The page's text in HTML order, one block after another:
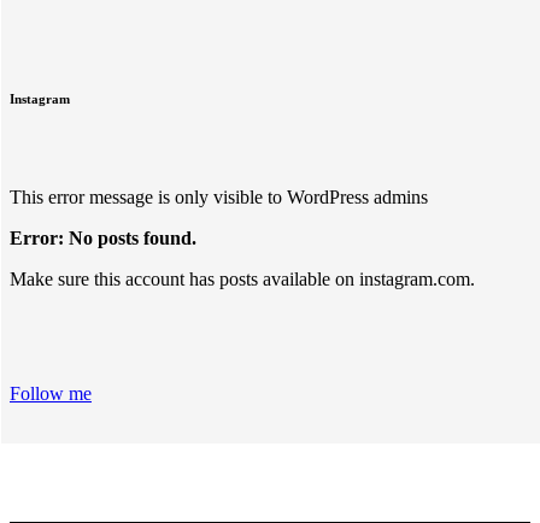
Instagram
This error message is only visible to WordPress admins
Error: No posts found.
Make sure this account has posts available on instagram.com.
Follow me